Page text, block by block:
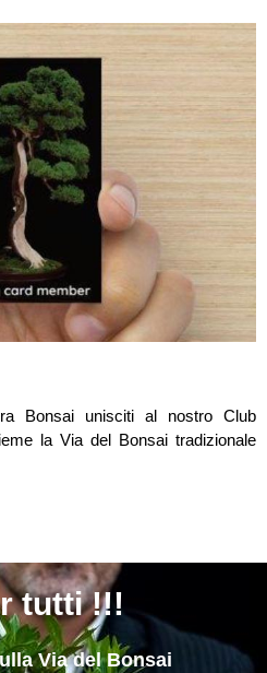
Bonsai unisciti al nostro Club
la Via del Bonsai tradizionale
tutti !!!
Via del Bonsai